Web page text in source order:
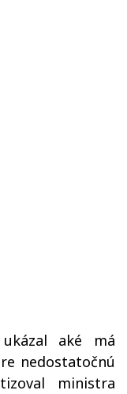
aké má
nedostatočnú
ministra